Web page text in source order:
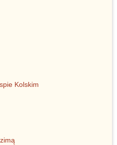
Kolskim